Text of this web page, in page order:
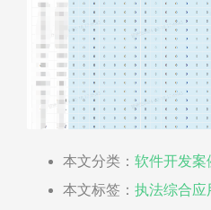
本文分类： 软件开发案
本文标签： 执法综合应